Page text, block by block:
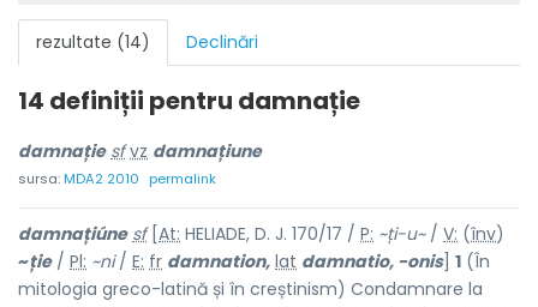
rezultate (14) Declinări
14 definiții pentru damnație
damnație sf vz damnațiune
sursa:MDA2 2010 permalink
damnațiúne sf[ At: HELIADE, D. J. 170/17 / P: ~ți-u~/ V: (înv)
~ție/ Pl: ~ni/ E: fr damnation, lat damnatio, -onis] 1 (În
mitologia greco-latină și în creștinism) Condamnare la